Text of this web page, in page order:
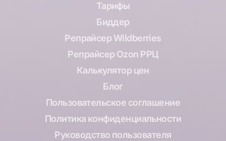
Тарифы
Биддер
Репрайсер Wildberries
Репрайсер Ozon РРЦ
Калькулятор цен
Блог
Пользовательское соглашение
Политика конфиденциальности
Руководство пользователя